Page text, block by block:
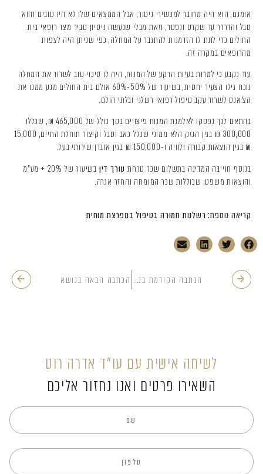
אומנם, הוא היה מחובר למכשירי ניטור, אבל הממצאים שלו לא היו טובים והוא
סבל והדרדר עד שקרס ונפטר, וזאת מבלי שנעשה ניסיון סביר מצד רופאי בית
החולים כדי לתת לו הזדמנות להתגבר על המחלה, כפי שניתן היה לצפות
מהרופאים במקרה זה.
עוד נקבע כי למרות בעיות הרקע של המנוח, היה לו סיכוי טוב לשרוד את המחלה
נוכח גילו הצעיר יחסית, בשיעור של 50%-60% אולם בית החולים מנע ממנו את
הצ'אנס לשרוד עקב טיפול רפואי רשלני ובלתי הולם.
בהתאם לכך נפסקו לאלמנת המנוח פיצויים בסך כולל של 465,000 ₪, שכללו
300,000 ₪ בגין הנזק הלא ממוני שכלל כאב וסבל וקיצור תוחלת החיים, 15,000
₪ בגין הוצאות קבורה ולוויה ו-150,000 ₪ בגין אובדן שירותי בעל.
בנוסף חוייבה המדינה בתשלום שכר טרחת עורך דין
בשיעור של 20% + מע"מ
והוצאות משפט, שכוללות שכר המומחה והחזר אגרה.
קריאה נוספת: רשלנות חמורה בטיפול במפרצת מוחית
הכתבה הקודמת בנושא הכתבה הבאה בנושא
לשיחה אישית עם עו”ד אדרה רוט
השאירו פרטים ואנו נחזור אליכם